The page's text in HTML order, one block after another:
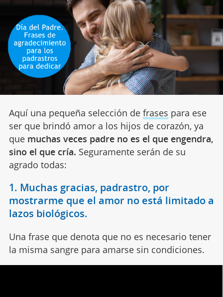
Aquí una pequeña selección de frases para ese
ser que brindó amor a los hijos de corazón, ya
que muchas veces padre no es el que engendra,
sino el que cría. Seguramente serán de su
agrado todas:
1. Muchas gracias, padrastro, por
mostrarme que el amor no está limitado a
lazos biológicos.
Una frase que denota que no es necesario tener
la misma sangre para amarse sin condiciones.